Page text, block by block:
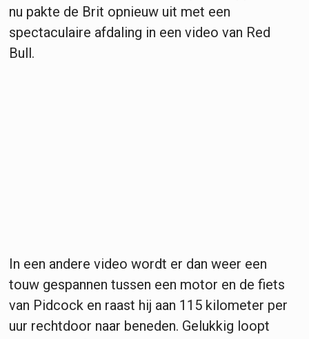
nu pakte de Brit opnieuw uit met een
spectaculaire afdaling in een video van Red
Bull.
In een andere video wordt er dan weer een
touw gespannen tussen een motor en de fiets
van Pidcock en raast hij aan 115 kilometer per
uur rechtdoor naar beneden. Gelukkig loopt